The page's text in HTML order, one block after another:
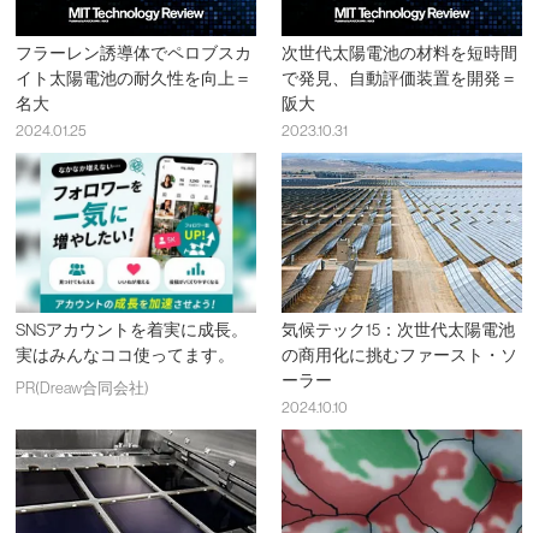
フラーレン誘導体でペロブスカ
イト太陽電池の耐久性を向上＝
名大
2024.01.25
次世代太陽電池の材料を短時間
で発見、自動評価装置を開発＝
阪大
2023.10.31
SNSアカウントを着実に成長。
実はみんなココ使ってます。
PR(Dreaw合同会社)
気候テック15：次世代太陽電池
の商用化に挑むファースト・ソ
ーラー
2024.10.10